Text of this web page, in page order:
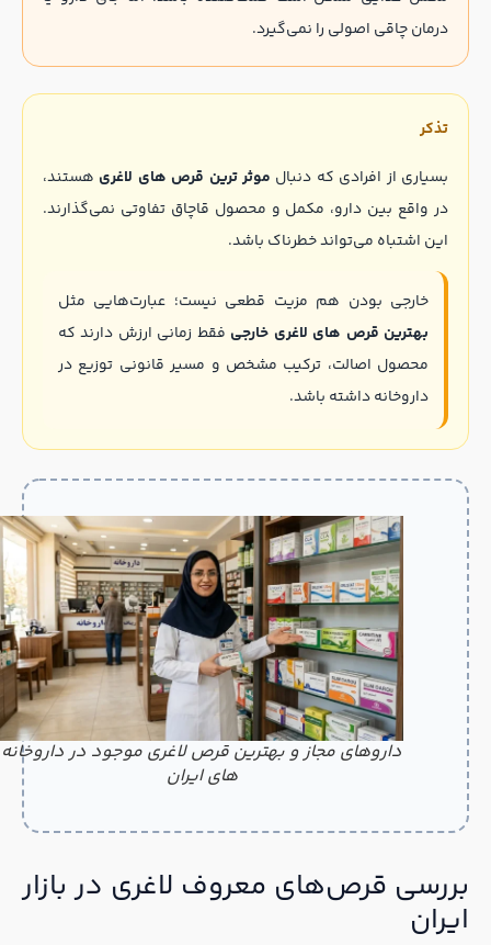
درمان چاقی اصولی را نمی‌گیرد.
تذکر
بسیاری از افرادی که دنبالموثر ترین قرص های لاغریهستند،
در واقع بین دارو، مکمل و محصول قاچاق تفاوتی نمی‌گذارند.
این اشتباه می‌تواند خطرناک باشد.
خارجی بودن هم مزیت قطعی نیست؛ عبارت‌هایی مثل
بهترین قرص های لاغری خارجیفقط زمانی ارزش دارند که
محصول اصالت، ترکیب مشخص و مسیر قانونی توزیع در
داروخانه داشته باشد.
داروهای مجاز و بهترین قرص لاغری موجود در داروخانه
های ایران
بررسی قرص‌های معروف لاغری در بازار
ایران